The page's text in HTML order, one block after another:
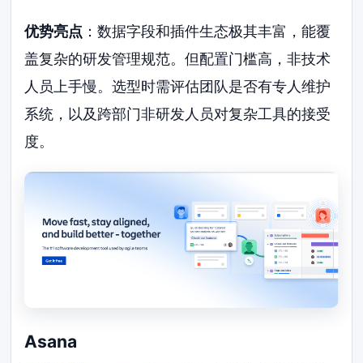
优势亮点 ：数据字段和插件生态极其丰富，能覆
盖复杂的研发管理规范。但配置门槛高，非技术
人员上手慢。选型时需评估团队是否有专人维护
系统，以及跨部门非研发人员对复杂工具的接受
度。
Asana